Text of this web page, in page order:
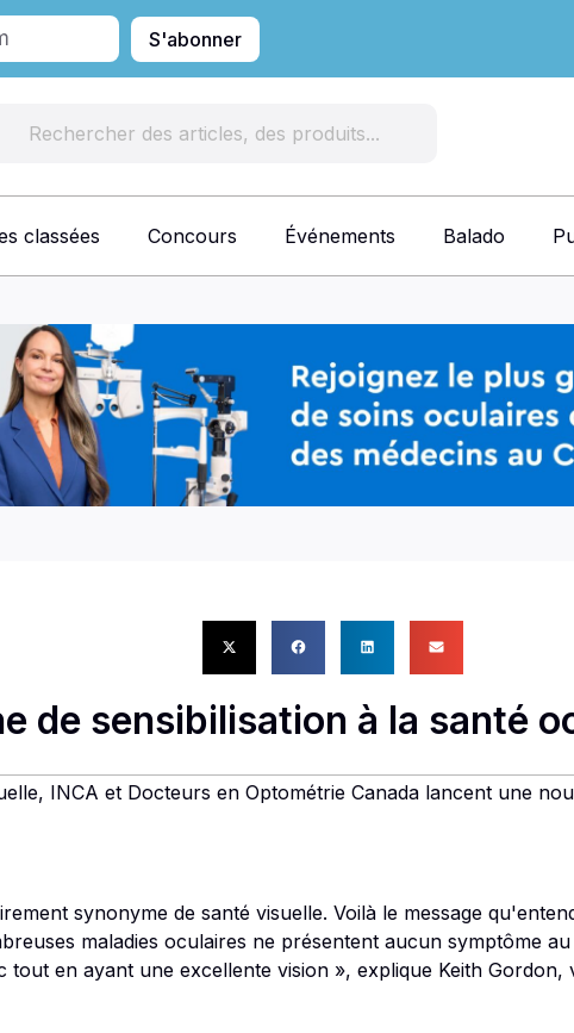
S'abonner
classées Concours Événements Balado
de sensibilisation à la santé
INCA et Docteurs en Optométrie Canada lancent une
synonyme de santé visuelle. Voilà le message
maladies oculaires ne présentent aucun symptôme
tout en ayant une excellente vision », explique Keith Gordon,